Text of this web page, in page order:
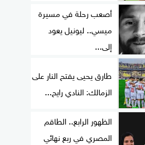
أصعب رحلة في مسيرة
ميسي.. ليونيل يعود
إلى...
طارق يحيى يفتح النار على
الزمالك: النادي رايح...
الظهور الرابع.. الطاقم
المصري في ربع نهائي